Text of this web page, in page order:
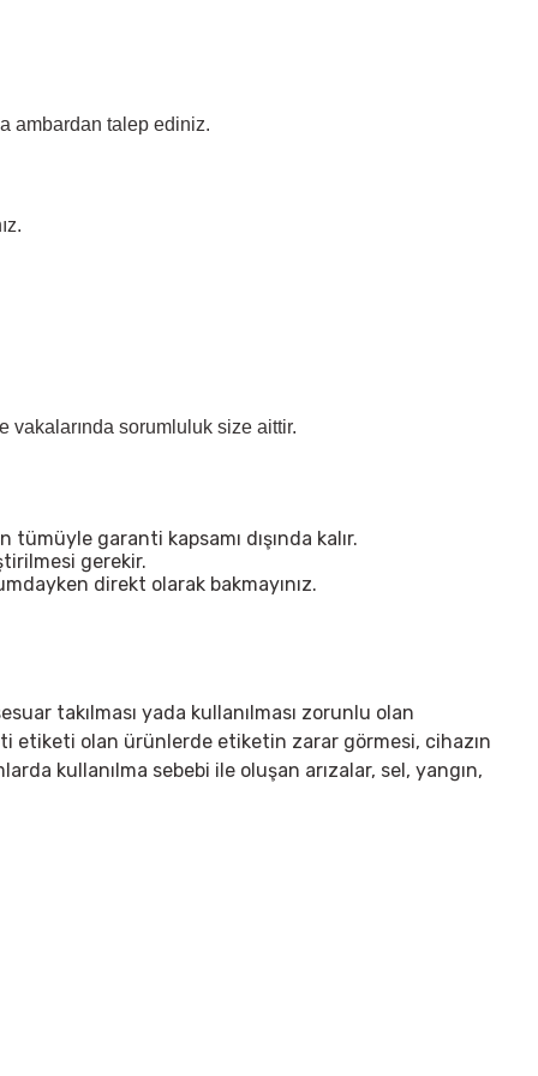
ambardan talep ediniz.
vakalarında sorumluluk size aittir.
garanti kapsamı dışında kalır.
gerekir.
direkt olarak bakmayınız.
takılması yada kullanılması zorunlu olan
etiketi olan ürünlerde etiketin zarar görmesi, cihazın
kullanılma sebebi ile oluşan arızalar, sel, yangın,